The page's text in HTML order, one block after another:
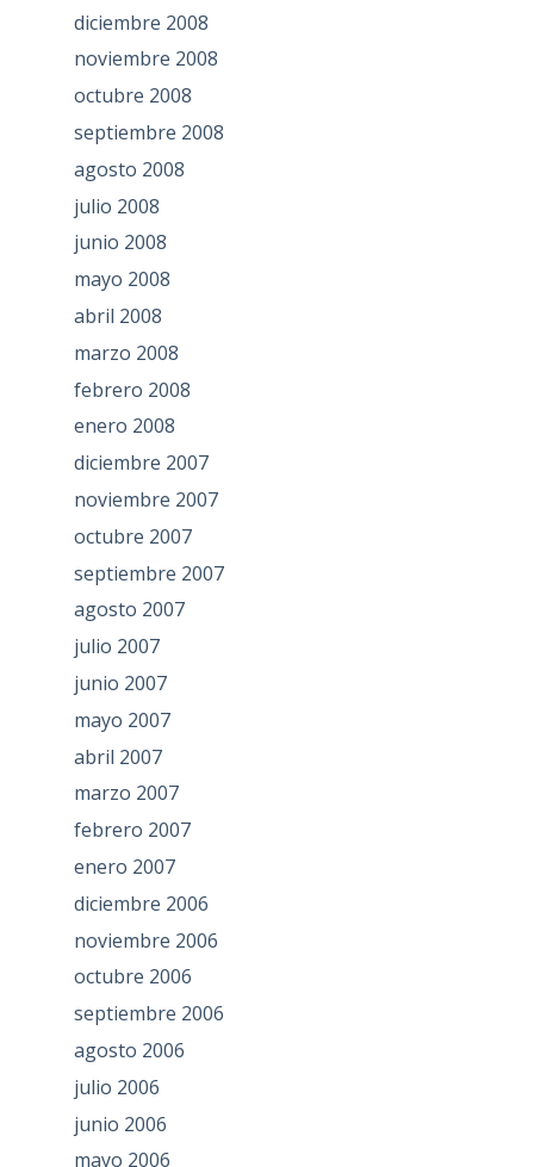
diciembre 2008
noviembre 2008
octubre 2008
septiembre 2008
agosto 2008
julio 2008
junio 2008
mayo 2008
abril 2008
marzo 2008
febrero 2008
enero 2008
diciembre 2007
noviembre 2007
octubre 2007
septiembre 2007
agosto 2007
julio 2007
junio 2007
mayo 2007
abril 2007
marzo 2007
febrero 2007
enero 2007
diciembre 2006
noviembre 2006
octubre 2006
septiembre 2006
agosto 2006
julio 2006
junio 2006
mayo 2006